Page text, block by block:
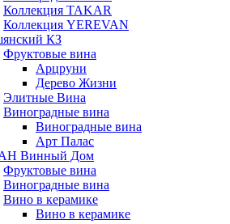
Коллекция TAKAR
Коллекция YEREVAN
КЗ
Фруктовые вина
Арцруни
Дерево Жизни
Элитные Вина
Виноградные вина
Виноградные вина
Арт Палас
Винный Дом
Фруктовые вина
Виноградные вина
Вино в керамике
Вино в керамике